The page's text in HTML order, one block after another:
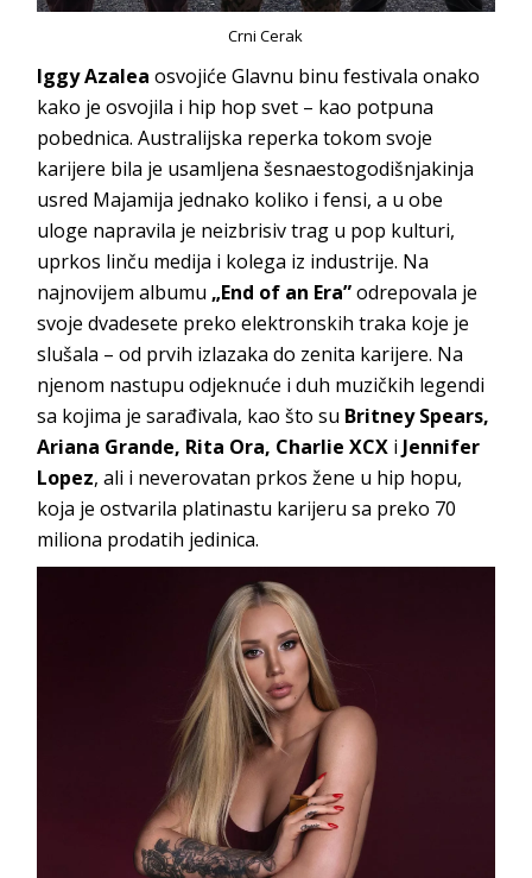
Crni Cerak
Iggy Azaleaosvojiće Glavnu binu festivala onako
kako je osvojila i hip hop svet – kao potpuna
pobednica. Australijska reperka tokom svoje
karijere bila je usamljena šesnaestogodišnjakinja
usred Majamija jednako koliko i fensi, a u obe
uloge napravila je neizbrisiv trag u pop kulturi,
uprkos linču medija i kolega iz industrije. Na
najnovijem albumu „End of an Era”odrepovala je
svoje dvadesete preko elektronskih traka koje je
slušala – od prvih izlazaka do zenita karijere. Na
njenom nastupu odjeknuće i duh muzičkih legendi
sa kojima je sarađivala, kao što su Britney Spears,
Ariana Grande, Rita Ora, Charlie XCX i Jennifer
Lopez, ali i neverovatan prkos žene u hip hopu,
koja je ostvarila platinastu karijeru sa preko 70
miliona prodatih jedinica.